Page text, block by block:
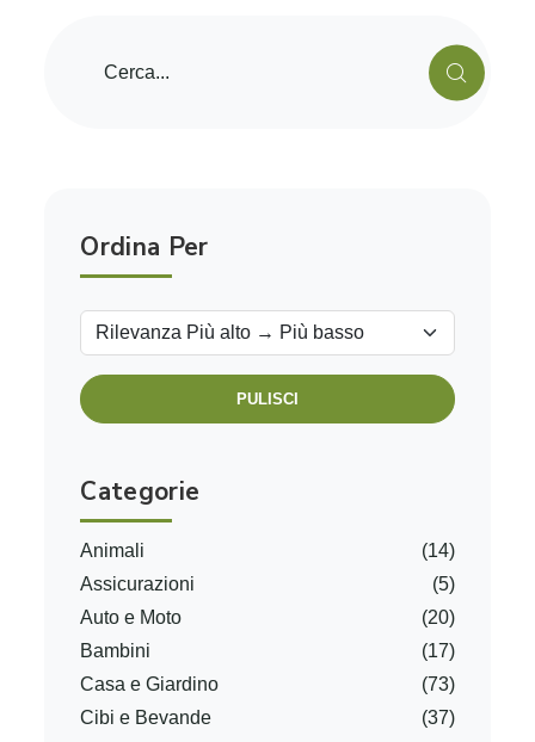
Ordina Per
PULISCI
Categorie
Animali
(14)
Assicurazioni
(5)
Auto e Moto
(20)
Bambini
(17)
Casa e Giardino
(73)
Cibi e Bevande
(37)